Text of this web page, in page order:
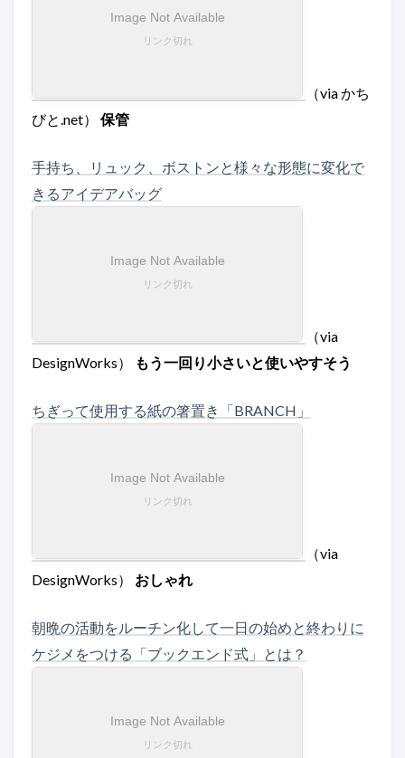
（via かち
びと.net） 保管
手持ち、リュック、ボストンと様々な形態に変化で
きるアイデアバッグ
（via
DesignWorks）
もう一回り小さいと使いやすそう
ちぎって使用する紙の箸置き「BRANCH」
（via
DesignWorks） おしゃれ
朝晩の活動をルーチン化して一日の始めと終わりに
ケジメをつける「ブックエンド式」とは？